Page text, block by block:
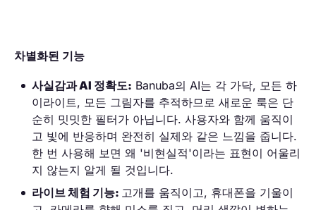
차별화된 기능
사실감과 AI 정확도: Banuba의 AI는 각 가닥, 모든 하
이라이트, 모든 그림자를 추적하므로 새로운 룩은 단
순히 밋밋한 필터가 아닙니다. 사용자와 함께 움직이
고 빛에 반응하며 완전히 실제와 같은 느낌을 줍니다.
한 번 사용해 보면 왜 '비현실적'이라는 표현이 어울리
지 않는지 알게 될 것입니다.
라이브 체험 기능: 고개를 움직이고, 휴대폰을 기울이